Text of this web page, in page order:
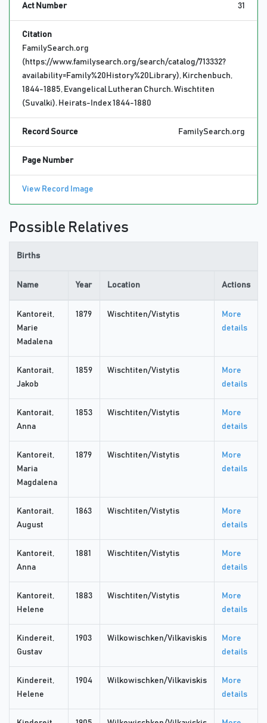
Act Number 31
Citation
FamilySearch.org
(https://www.familysearch.org/search/catalog/713332?
availability=Family%20History%20Library), Kirchenbuch,
1844-1885, Evangelical Lutheran Church. Wischtiten
(Suvalki). Heirats-Index 1844-1880
Record Source FamilySearch.org
Page Number
View Record Image
Possible Relatives
Births
Name Year Location Actions
Kantoreit,
Marie
Madalena
1879 Wischtiten/Vistytis
More
details
Kantorait,
Jakob
1859 Wischtiten/Vistytis
More
details
Kantorait,
Anna
1853 Wischtiten/Vistytis
More
details
Kantoreit,
Maria
Magdalena
1879 Wischtiten/Vistytis
More
details
Kantorait,
August
1863 Wischtiten/Vistytis
More
details
Kantoreit,
Anna
1881 Wischtiten/Vistytis
More
details
Kantoreit,
Helene
1883 Wischtiten/Vistytis
More
details
Kindereit,
Gustav
1903 Wilkowischken/Vilkaviskis
More
details
Kindereit,
Helene
1904 Wilkowischken/Vilkaviskis
More
details